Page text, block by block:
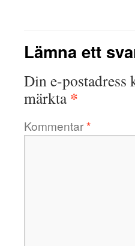
Lämna ett
Din e-postadress
märkta*
Kommentar*